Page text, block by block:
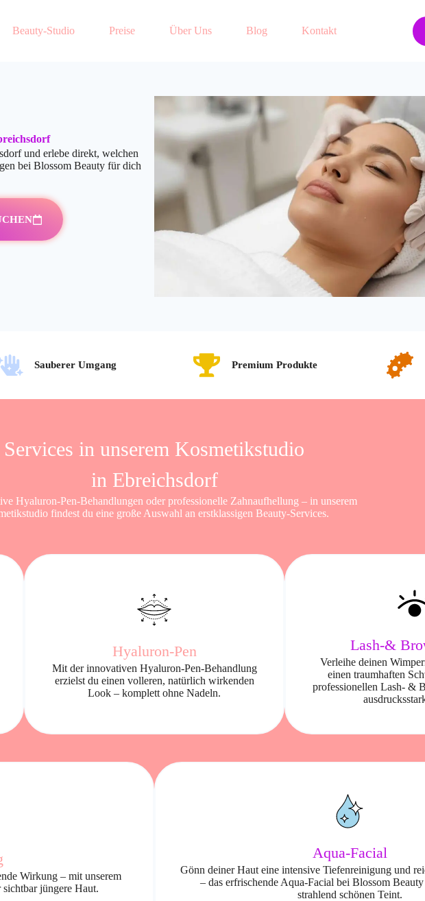
Beauty-Studio Preise Über Uns Blog Kontakt
und erlebe direkt, welchen
bei Blossom Beauty für dich
Sauberer Umgang Premium Produkte
Services in unserem Kosmetikstudio
in Ebreichsdorf
Hyaluron-Pen-Behandlungen oder professionelle Zahnaufhellung – in unserem
findest du eine große Auswahl an erstklassigen Beauty-Services.
Hyaluron-Pen
Mit der innovativen Hyaluron-Pen-Behandlung
erzielst du einen volleren, natürlich wirkenden
Look – komplett ohne Nadeln.
Lash-&
Verleihe deinen
einen traumhaften
professionellen Lash- &
Wirkung – mit unserem
jüngere Haut.
Aqua-Facial
Gönn deiner Haut eine intensive Tiefenreinigung und
– das erfrischende Aqua-Facial bei Blossom
strahlend schönen Teint.